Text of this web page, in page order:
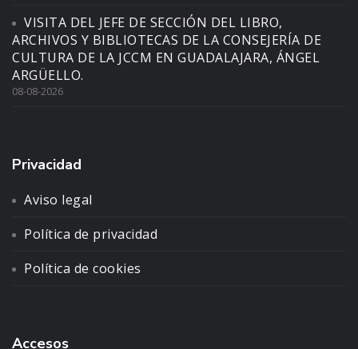
VISITA DEL JEFE DE SECCIÓN DEL LIBRO,
ARCHIVOS Y BIBLIOTECAS DE LA CONSEJERÍA DE
CULTURA DE LA JCCM EN GUADALAJARA, ÁNGEL
ARGÜELLO.
08-08-2026
Privacidad
Aviso legal
Política de privacidad
Política de cookies
Accesos